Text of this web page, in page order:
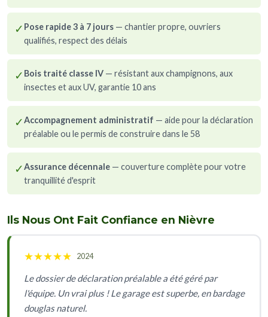
✓ Pose rapide 3 à 7 jours — chantier propre, ouvriers
qualifiés, respect des délais
✓ Bois traité classe IV — résistant aux champignons, aux
insectes et aux UV, garantie 10 ans
✓Accompagnement administratif — aide pour la déclaration
préalable ou le permis de construire dans le 58
✓Assurance décennale — couverture complète pour votre
tranquillité d'esprit
Ils Nous Ont Fait Confiance en Nièvre
★★★★★ 2024
Le dossier de déclaration préalable a été géré par
l'équipe. Un vrai plus ! Le garage est superbe, en bardage
douglas naturel.